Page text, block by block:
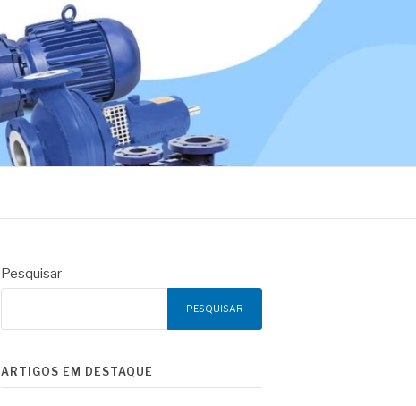
Pesquisar
PESQUISAR
ARTIGOS EM DESTAQUE